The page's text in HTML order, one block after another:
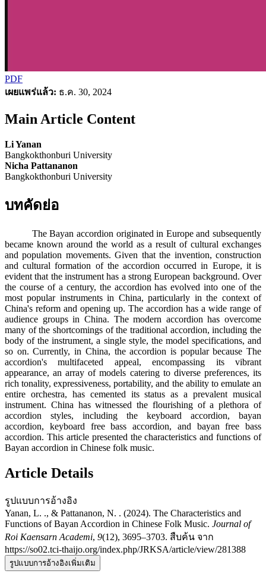
PDF
เผยแพร่แล้ว: ธ.ค. 30, 2024
Main Article Content
Li Yanan
Bangkokthonburi University
Nicha Pattananon
Bangkokthonburi University
บทคัดย่อ
The Bayan accordion originated in Europe and subsequently
became known around the world as a result of cultural exchanges
and population movements. Given that the invention, construction
and cultural formation of the accordion occurred in Europe, it is
evident that the instrument has a strong European background. Over
the course of a century, the accordion has evolved into one of the
most popular instruments in China, particularly in the context of
China's reform and opening up. The accordion has a wide range of
audience groups in China. The modern accordion has overcome
many of the shortcomings of the traditional accordion, including the
body of the instrument, a single style, the model specifications, and
so on. Currently, in China, the accordion is popular because The
accordion's multifaceted appeal, encompassing its vibrant
appearance, an array of models catering to diverse preferences, its
rich tonality, expressiveness, portability, and the ability to emulate an
entire orchestra, has cemented its status as a prevalent musical
instrument. China has witnessed the flourishing of a plethora of
accordion styles, including the keyboard accordion, bayan
accordion, keyboard free bass accordion, and bayan free bass
accordion. This article presented the characteristics and functions of
Bayan accordion in Chinese folk music.
Article Details
รูปแบบการอ้างอิง
Yanan, L. ., & Pattananon, N. . (2024). The Characteristics and
Functions of Bayan Accordion in Chinese Folk Music. Journal of
Roi Kaensarn Academi, 9(12), 3695–3703. สืบค้น จาก
https://so02.tci-thaijo.org/index.php/JRKSA/article/view/281388
รูปแบบการอ้างอิงเพิ่มเติม